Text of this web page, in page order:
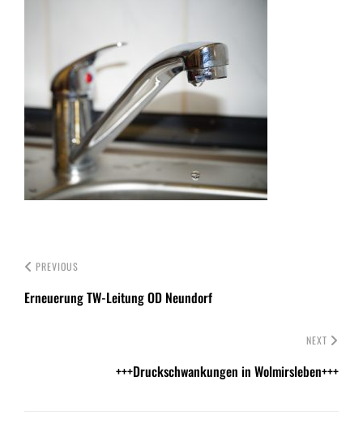
PREVIOUS
Erneuerung TW-Leitung OD Neundorf
NEXT
+++Druckschwankungen in Wolmirsleben+++